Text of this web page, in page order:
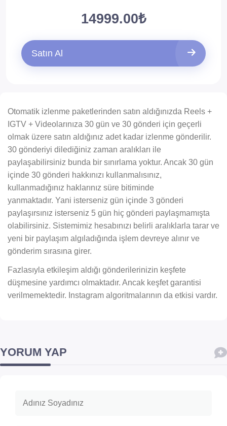
14999.00₺
Satın Al
Otomatik izlenme paketlerinden satın aldığınızda Reels +
IGTV + Videolarınıza 30 gün ve 30 gönderi için geçerli
olmak üzere satın aldığınız adet kadar izlenme gönderilir.
30 gönderiyi dilediğiniz zaman aralıkları ile
paylaşabilirsiniz bunda bir sınırlama yoktur. Ancak 30 gün
içinde 30 gönderi hakkınızı kullanmalısınız,
kullanmadığınız haklarınız süre bitiminde
yanmaktadır. Yani isterseniz gün içinde 3 gönderi
paylaşırsınız isterseniz 5 gün hiç gönderi paylaşmamışta
olabilirsiniz. Sistemimiz hesabınızı belirli aralıklarla tarar ve
yeni bir paylaşım algıladığında işlem devreye alınır ve
gönderim sırasına girer.
Fazlasıyla etkileşim aldığı gönderilerinizin keşfete
düşmesine yardımcı olmaktadır. Ancak keşfet garantisi
verilmemektedir. Instagram algoritmalarının da etkisi vardır.
YORUM YAP